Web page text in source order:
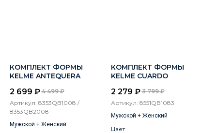
КОМПЛЕКТ ФОРМЫ
KELME ANTEQUERA
2 699 ₽ 4 499 ₽
Артикул: 8353QB1008 /
8353QB2008
Мужской + Женский
КОМПЛЕКТ ФОРМЫ
KELME CUARDO
2 279 ₽ 3 799 ₽
Артикул: 8551QB1083
Мужской + Женский
Цвет